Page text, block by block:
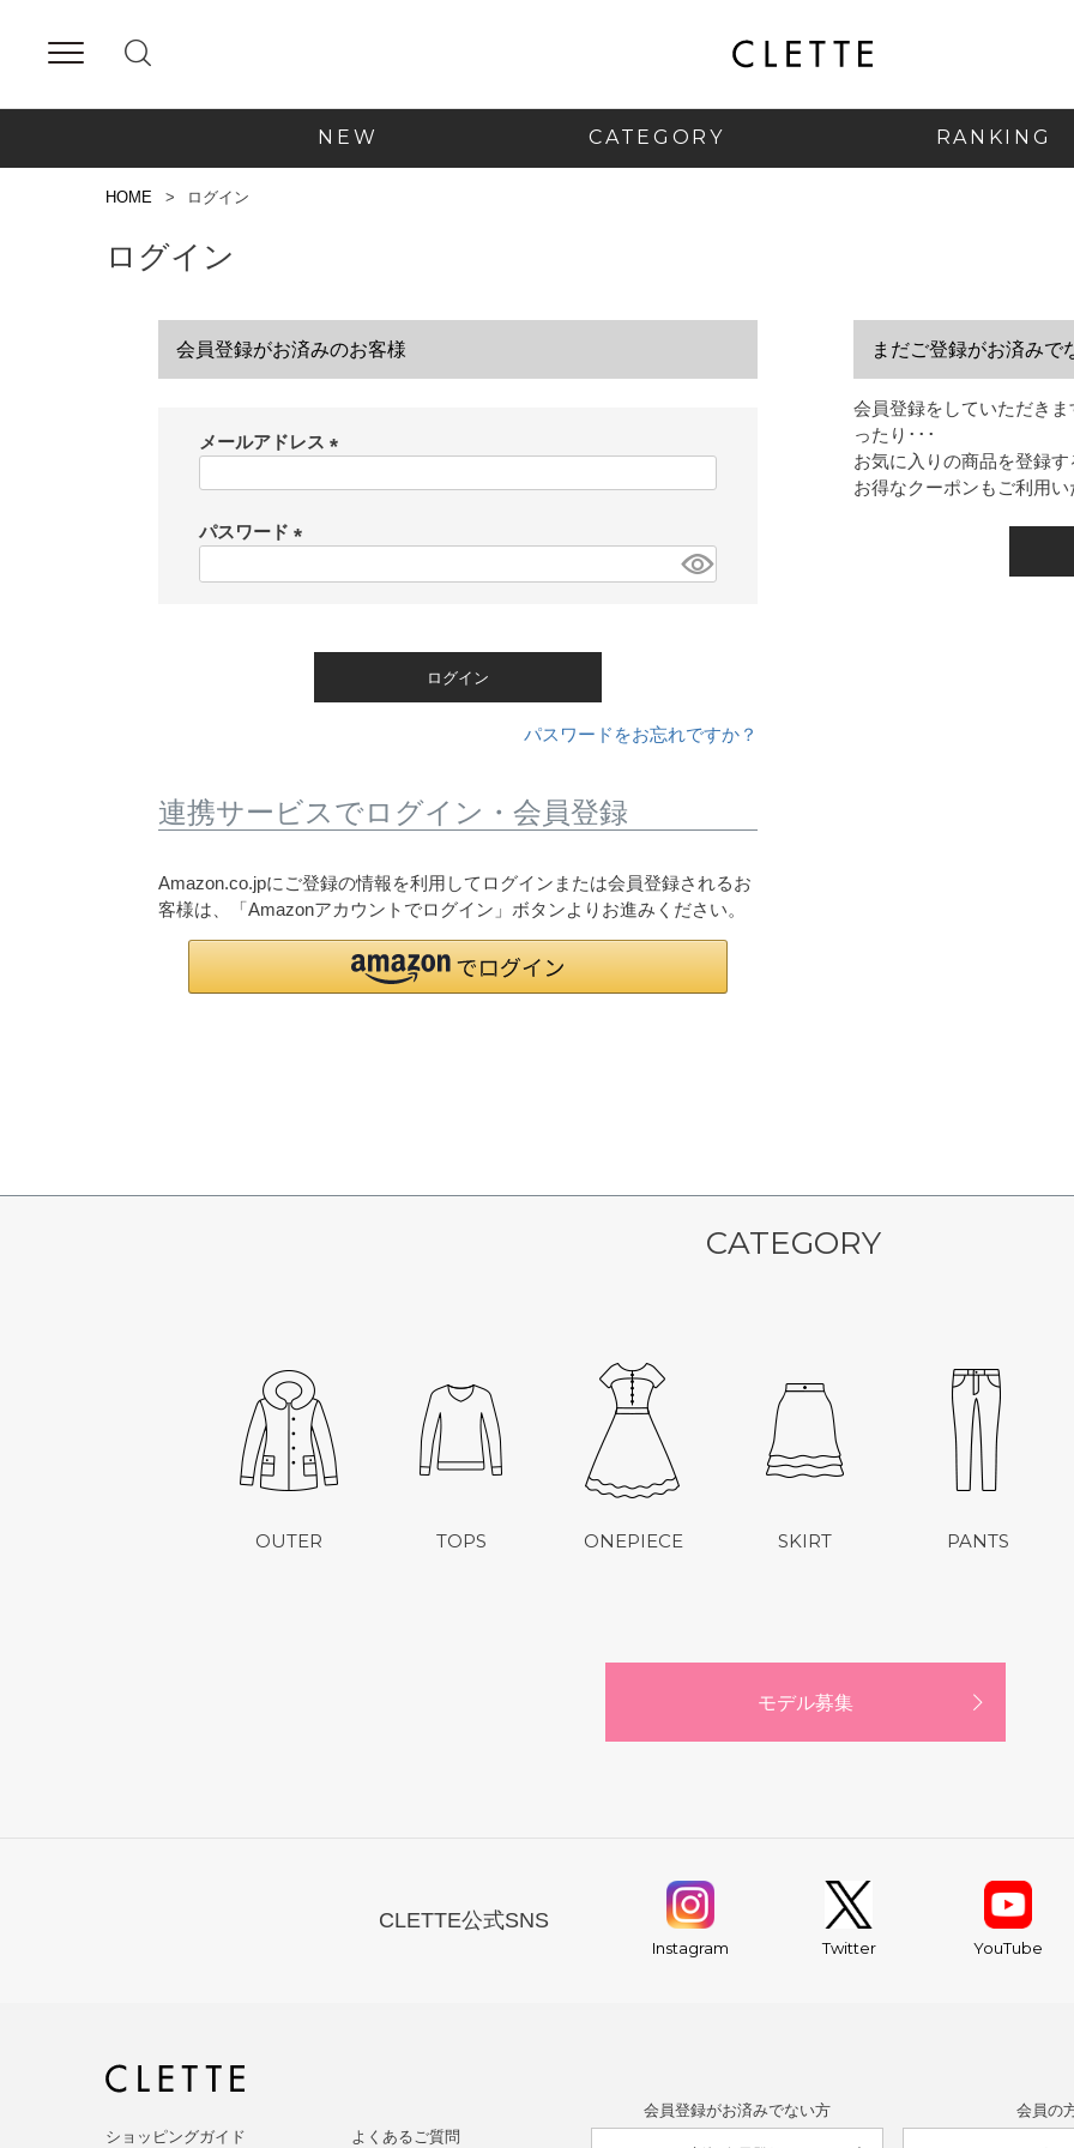
NEW CATEGORY RANKING
HOME ログイン
ログイン
会員登録がお済みのお客様
メールアドレス
パスワード
ログイン
パスワードをお忘れですか？
連携サービスでログイン・会員登録
Amazon.co.jpにご登録の情報を利用してログインまたは会員登録されるお
客様は、「Amazonアカウントでログイン」ボタンよりお進みください。
まだご登録がお済みで
会員登録をしていただき
ったり･･･
お気に入りの商品を登録
お得なクーポンもご利用
CATEGORY
OUTER TOPS ONEPIECE SKIRT PANTS
モデル募集
CLETTE公式SNS
Instagram Twitter YouTube
会員登録がお済みでない方 会員の
ショッピングガイド よくあるご質問